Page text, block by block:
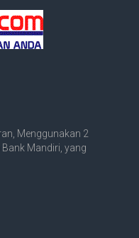
Menggunakan 2
Mandiri, yang